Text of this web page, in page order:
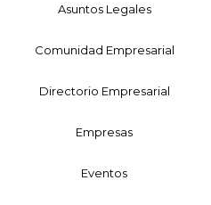
Asuntos Legales
Comunidad Empresarial
Directorio Empresarial
Empresas
Eventos